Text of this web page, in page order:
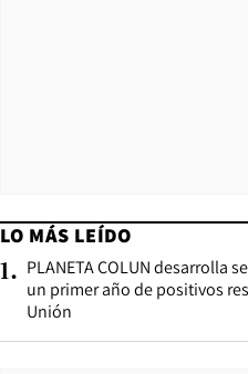
LO MÁS LEÍDO
1. PLANETA COLUN desarrolla
un primer año de positivos
Unión